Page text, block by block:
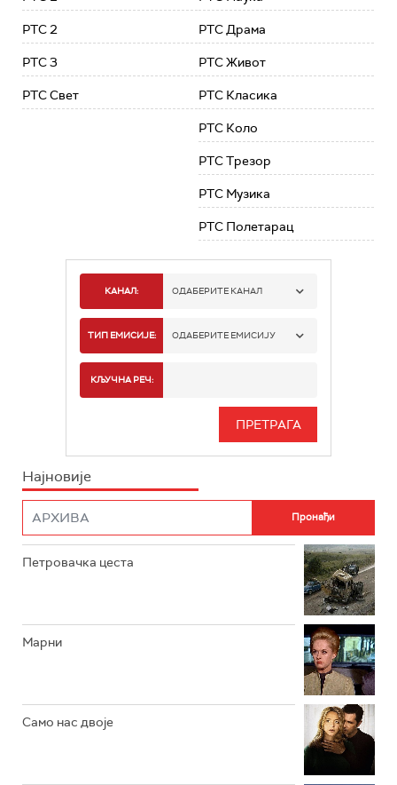
РТС 2
РТС 3
РТС Свет
РТС Драма
РТС Живот
РТС Класика
РТС Коло
РТС Трезор
РТС Музика
РТС Полетарац
КАНАЛ: ОДАБЕРИТЕ КАНАЛ
РТС 1
РТС 3
ТИП ЕМИСИЈЕ: ОДАБЕРИТЕ ЕМИСИЈУ
КЉУЧНА РЕЧ:
Најновије
Петровачка цеста
Марни
Само нас двоје